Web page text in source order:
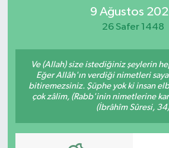
9 Ağustos
26 Safer 1448
Ve (Allah) size istediğiniz şeylerin
Eğer Allâh'ın verdiği nimetleri
bitiremezsiniz. Şüphe yok ki insan
çok zâlim, (Rabb'inin nimetlerine
(İbrâhîm Sûresi, 34)
Çavdarhisar
Dumlupınar
Dünya